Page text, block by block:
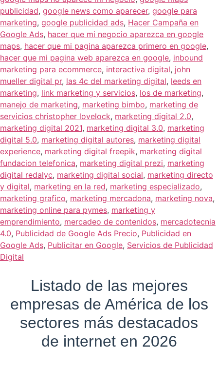
publicidad, google news como aparecer, google para
marketing, google publicidad ads, Hacer Campaña en
Google Ads, hacer que mi negocio aparezca en google
maps, hacer que mi pagina aparezca primero en google,
hacer que mi pagina web aparezca en google, inbound
marketing para ecommerce, interactiva digital, john
mueller digital pr, las 4c del marketing digital, leeds en
marketing, link marketing y servicios, los de marketing,
manejo de marketing, marketing bimbo, marketing de
servicios christopher lovelock, marketing digital 2.0,
marketing digital 2021, marketing digital 3.0, marketing
digital 5.0, marketing digital autores, marketing digital
experience, marketing digital freepik, marketing digital
fundacion telefonica, marketing digital prezi, marketing
digital redalyc, marketing digital social, marketing directo
y digital, marketing en la red, marketing especializado,
marketing grafico, marketing mercadona, marketing nova,
marketing online para pymes, marketing y
emprendimiento, mercadeo de contenidos, mercadotecnia
4.0, Publicidad de Google Ads Precio, Publicidad en
Google Ads, Publicitar en Google, Servicios de Publicidad
Digital
Listado de las mejores
empresas de América de los
sectores más destacados
de internet en 2026